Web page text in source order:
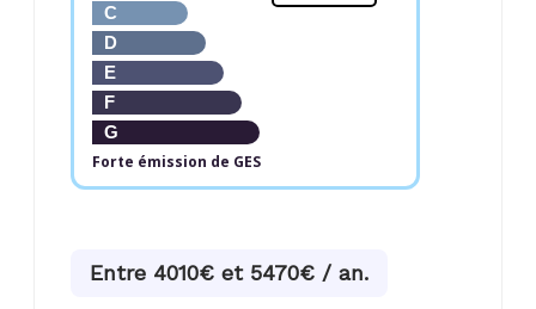
C
D
E
F
G
Forte émission de GES
Entre 4010€ et 5470€ / an.